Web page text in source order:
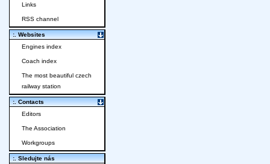
Links
RSS channel
:. Websites
Engines index
Coach index
The most beautiful czech
railway station
:. Contacts
Editors
The Association
Workgroups
:. Sledujte nás